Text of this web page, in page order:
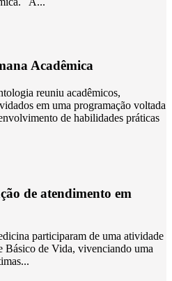
Acadêmica
reuniu acadêmicos,
em uma programação voltada
de habilidades práticas
de atendimento em
participaram de uma atividade
Básico de Vida, vivenciando uma